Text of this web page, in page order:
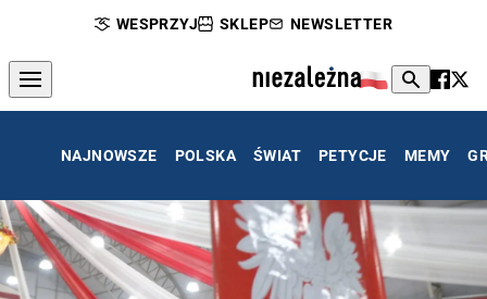
WESPRZYJ SKLEP NEWSLETTER
NAJNOWSZE POLSKA ŚWIAT PETYCJE MEMY